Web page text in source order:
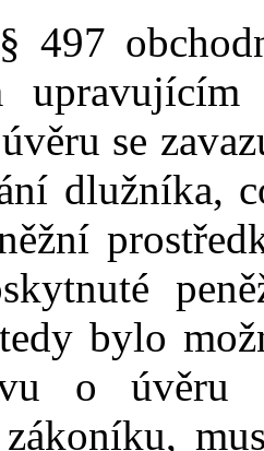
497
se
dlužníka,
bylo
o úvěru